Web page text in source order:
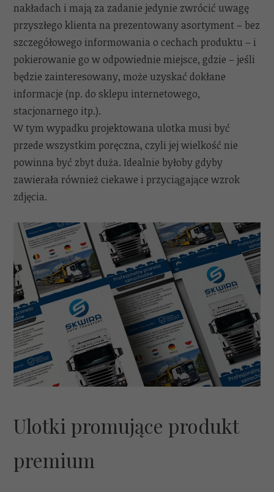
nakładach i mają za zadanie jedynie zwrócić uwagę
przyszłego klienta na prezentowany asortyment – bez
szczegółowego informowania o cechach produktu – i
pokierowanie go w odpowiednie miejsce, gdzie – jeśli
będzie zainteresowany, może uzyskać dokłane
informacje (np. do sklepu internetowego,
stacjonarnego itp.).
W tym wypadku projektowana ulotka musi być
przede wszystkim poręczna, czyli jej wielkość nie
powinna być zbyt duża. Idealnie byłoby gdyby
zawierała również ciekawe i przyciągające wzrok
zdjęcia.
Ulotki promujące produkt
premium